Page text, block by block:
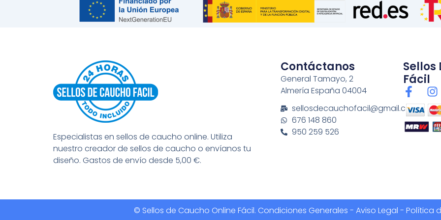
Especialistas en sellos de caucho online. Utiliza
nuestro creador de sellos de caucho o envíanos tu
diseño. Gastos de envío desde 5,00 €.
Contáctanos
General Tamayo, 2
Almería España 04004
sellosdecauchofacil@gmail.com
676 148 860
950 259 526
Sellos
Fácil
F
a
c
e
b
I
n
s
t
a
© Sellos de Caucho Online Fácil. Condiciones Generales - Aviso Legal - Política